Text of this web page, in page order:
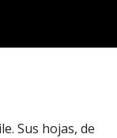
Sus hojas, de